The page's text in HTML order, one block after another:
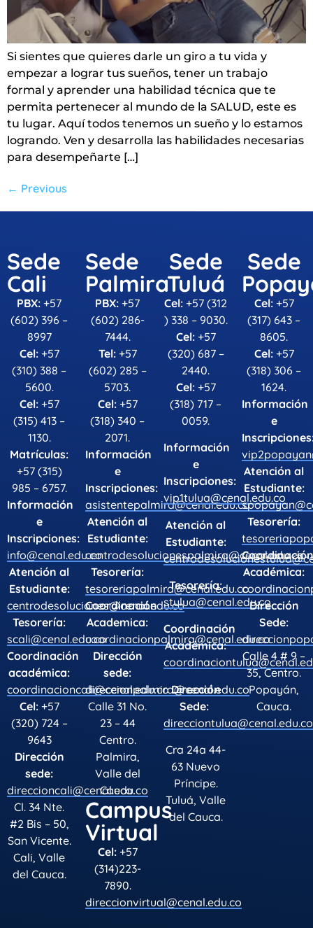
Si sientes que quieres darle un giro a tu vida y
empezar a lograr tus sueños, tener un trabajo
formal y aprender una habilidad técnica que te
permita pertenecer al mundo de la SALUD, este es
tu lugar. Aquí todos tenemos un sueño y lo estamos
logrando. Ven y desarrolla las habilidades necesarias
para desempeñarte […]
← Previous
Sede
Cali
PBX: +57
(602) 396 –
8997
Cel:+57
(310) 388 –
5600.
Cel:+57
(315) 413 –
1130.
Matrículas:
+57 (315)
985 – 6757.
Información
e
Inscripciones:
info@cenal.edu.co
Atención al
Estudiante:
centrodesoluciones@cenal.edu.co
Tesorería:
scali@cenal.edu.co
Coordinación
académica:
coordinacioncali@cenal.edu.co
Cel:+57
(320) 724 –
9643
Dirección
sede:
direccioncali@cenal.edu.co
Cl. 34 Nte.
#2 Bis – 50,
San Vicente.
Cali, Valle
del Cauca.
Sede
Palmira
PBX: +57
(602) 286-
7444.
Tel:+57
(602) 285 –
5703.
Cel:+57
(318) 340 –
2071.
Información
e
Inscripciones:
asistentepalmira@cenal.edu.co
Atención al
Estudiante:
centrodesolucionespalmira@cenal.edu.co
Tesorería:
tesoreriapalmira@cenal.edu.co
Coordinación
Academica:
coordinacionpalmira@cenal.edu.co
Dirección
sede:
direccionpalmira@cenal.edu.co
Calle 31 No.
23 – 44
Centro.
Palmira,
Valle del
Cauca.
Campus
Virtual
Cel:+57
(314)223-
7890.
direccionvirtual@cenal.edu.co
Sede
Tuluá
Cel: +57 (312
) 338 – 9030.
Cel: +57
(320) 687 –
2440.
Cel:+57
(318) 717 –
0059.
Información
e
Inscripciones:
vip1tulua@cenal.edu.co
Atención al
Estudiante:
Tesorería:
stulua@cenal.edu.co
Coordinación
Académica:
Dirección
Sede:
direcciontulua@cenal.edu.co
Cra 24a 44-
63 Nuevo
Príncipe.
Tuluá, Valle
del Cauca.
Sede
Cel:+57
(317) 643 –
8605.
Cel: +57
(318) 306 –
1624.
Información
e
Atención al
Estudiante:
Tesorería:
Coordinación
Académica:
Dirección
Sede:
Calle 4 # 9 –
35, Centro.
Popayán,
Cauca.